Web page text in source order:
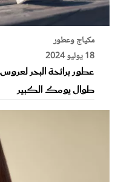
مكياج وعطور
18 يوليو 2024
طوال يومك الكبير